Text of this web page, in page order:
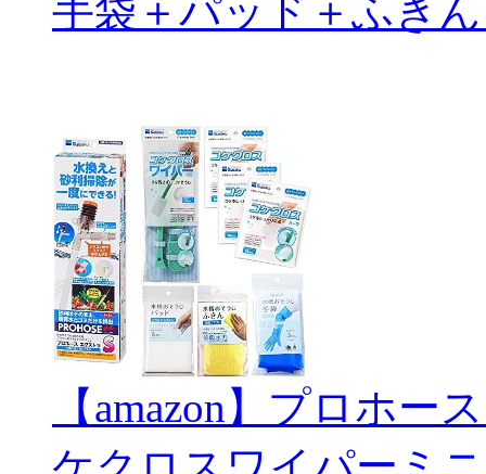
手袋＋パッド＋ふき
【amazon】プロホー